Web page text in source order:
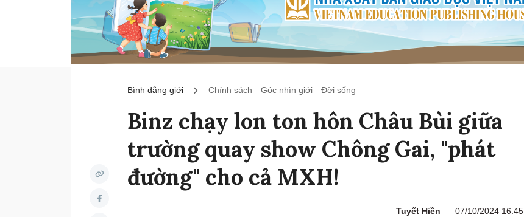
Bình đẳng giới Chính sách Góc nhìn giới Đời sống
Binz chạy lon ton hôn Châu Bùi giữa
trường quay show Chông Gai, "phát
đường" cho cả MXH!
Tuyết Hiền 07/10/2024 16:45